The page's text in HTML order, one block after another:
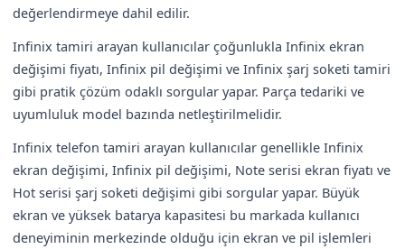
değerlendirmeye dahil edilir.
Infinix tamiri arayan kullanıcılar çoğunlukla Infinix ekran
değişimi fiyatı, Infinix pil değişimi ve Infinix şarj soketi tamiri
gibi pratik çözüm odaklı sorgular yapar. Parça tedariki ve
uyumluluk model bazında netleştirilmelidir.
Infinix telefon tamiri arayan kullanıcılar genellikle Infinix
ekran değişimi, Infinix pil değişimi, Note serisi ekran fiyatı ve
Hot serisi şarj soketi değişimi gibi sorgular yapar. Büyük
ekran ve yüksek batarya kapasitesi bu markada kullanıcı
deneyiminin merkezinde olduğu için ekran ve pil işlemleri